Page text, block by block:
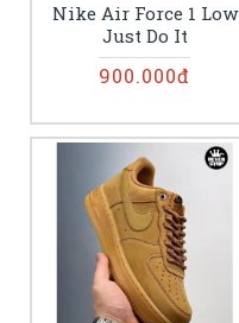
Nike Air Force 1 Low
Just Do It
900.000đ